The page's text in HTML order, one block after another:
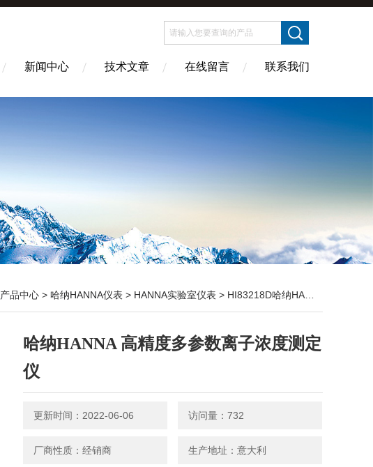
新闻中心 技术文章 在线留言 联系我们
产品中心 > 哈纳HANNA仪表 > HANNA实验室仪表 > HI83218D哈纳HANNA 高精度多参数离子浓度测定仪
哈纳HANNA 高精度多参数离子浓度测定
仪
更新时间：2022-06-06 访问量：732
厂商性质：经销商 生产地址：意大利